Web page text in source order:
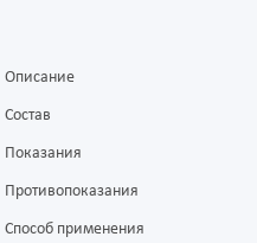
Описание
Состав
Показания
Противопоказания
Способ применения